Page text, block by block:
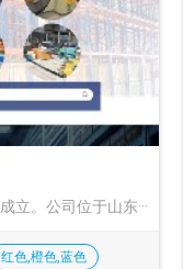
。公司位于山东···
红色,橙色,蓝色